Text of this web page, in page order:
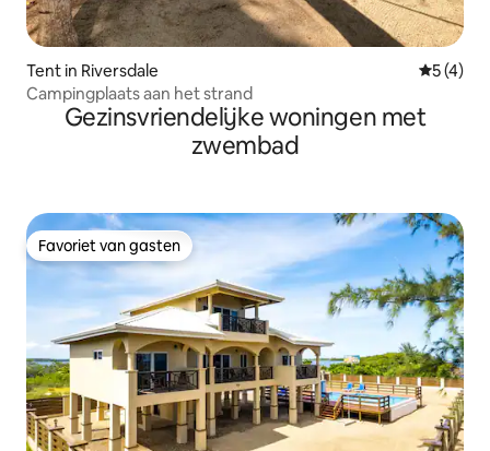
Tent in Riversdale
5 (4)
Campingplaats aan het strand
Gezinsvriendelijke woningen met
zwembad
Favoriet van gasten
Favoriet van gasten